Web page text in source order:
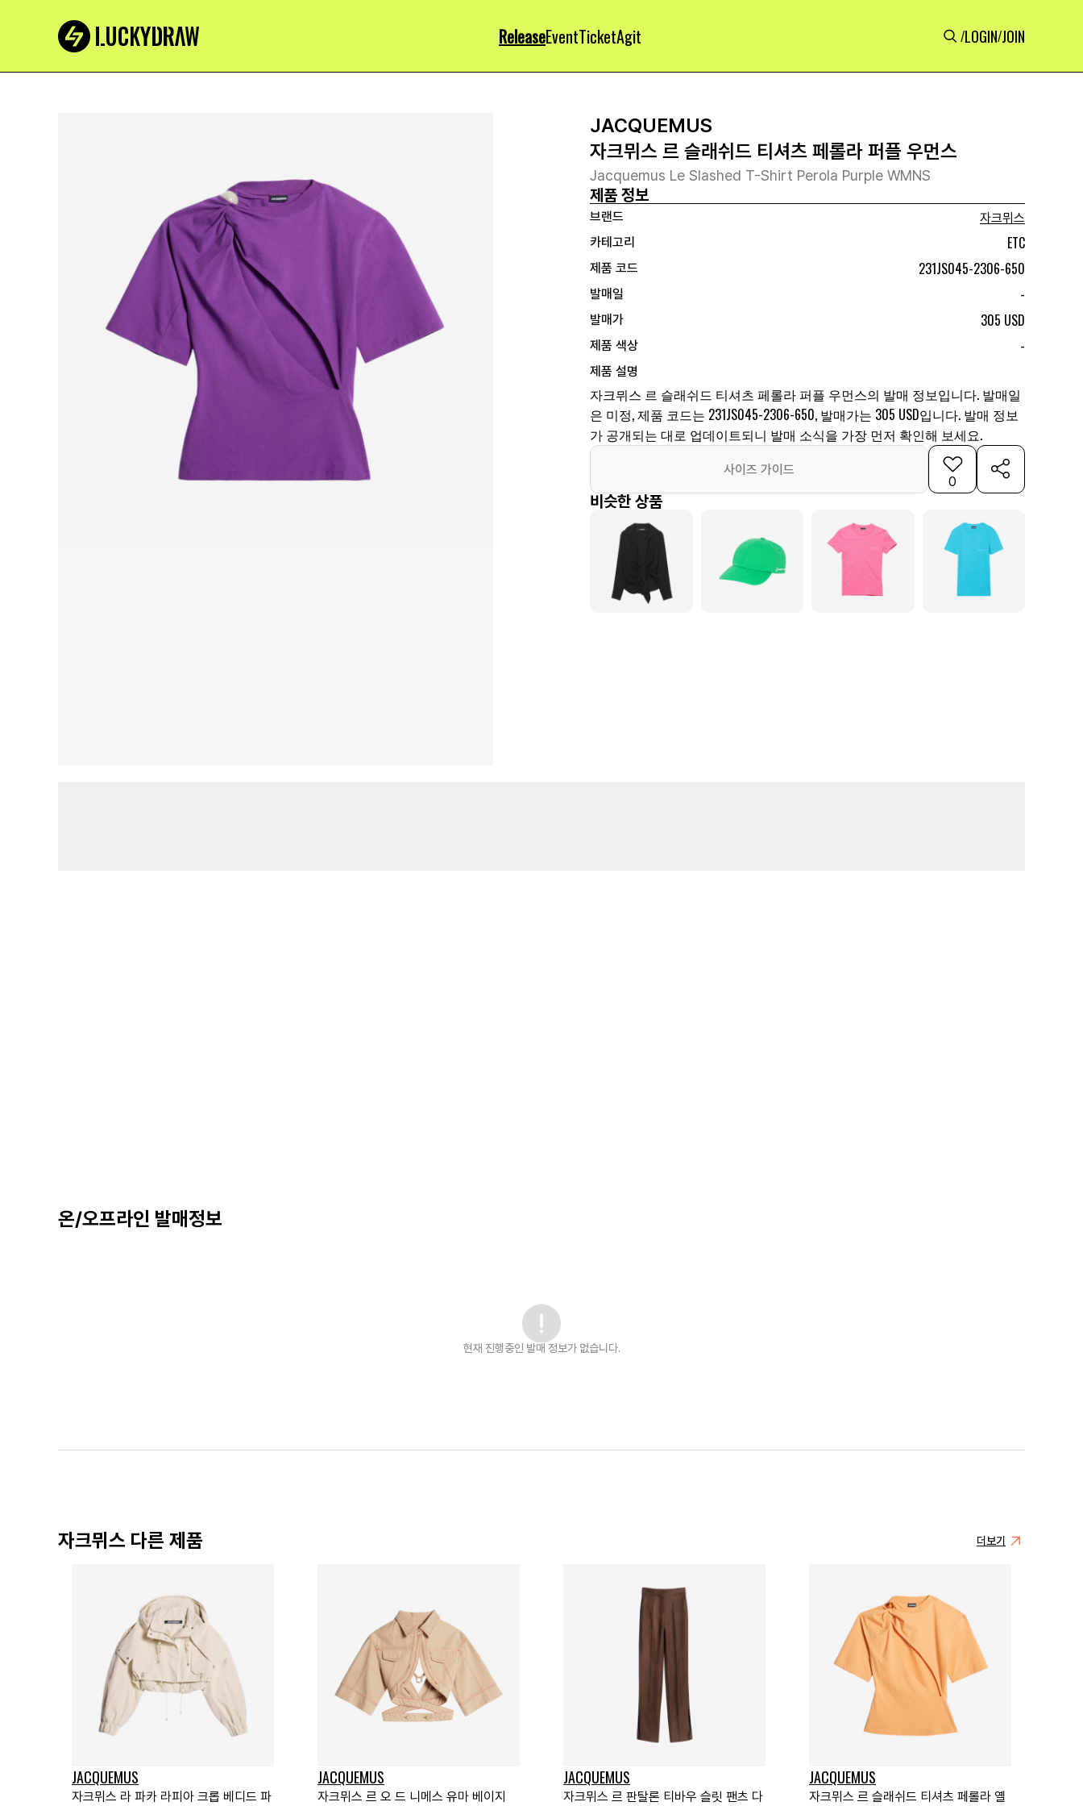
ReleaseEventTicketAgit /LOGIN/JOIN
JACQUEMUS
자크뮈스 르 슬래쉬드 티셔츠 페롤라 퍼플 우먼스
Jacquemus Le Slashed T-Shirt Perola Purple WMNS
제품 정보
브랜드
자크뮈스
카테고리
ETC
제품 코드 231JS045-2306-650
발매일 -
발매가 305 USD
제품 색상 -
제품 설명
자크뮈스 르 슬래쉬드 티셔츠 페롤라 퍼플 우먼스의 발매 정보입니다. 발매일
은 미정, 제품 코드는 231JS045-2306-650, 발매가는 305 USD입니다. 발매 정보
가 공개되는 대로 업데이트되니 발매 소식을 가장 먼저 확인해 보세요.
사이즈 가이드
0
비슷한 상품
온/오프라인 발매정보
현재 진행중인 발매 정보가 없습니다.
자크뮈스 다른 제품 더보기
JACQUEMUS
자크뮈스 라 파카 라피아 크롭 베디드 파
JACQUEMUS
자크뮈스 르 오 드 니메스 유마 베이지
JACQUEMUS
자크뮈스 르 판탈론 티바우 슬릿 팬츠 다
JACQUEMUS
자크뮈스 르 슬래쉬드 티셔츠 페롤라 옐